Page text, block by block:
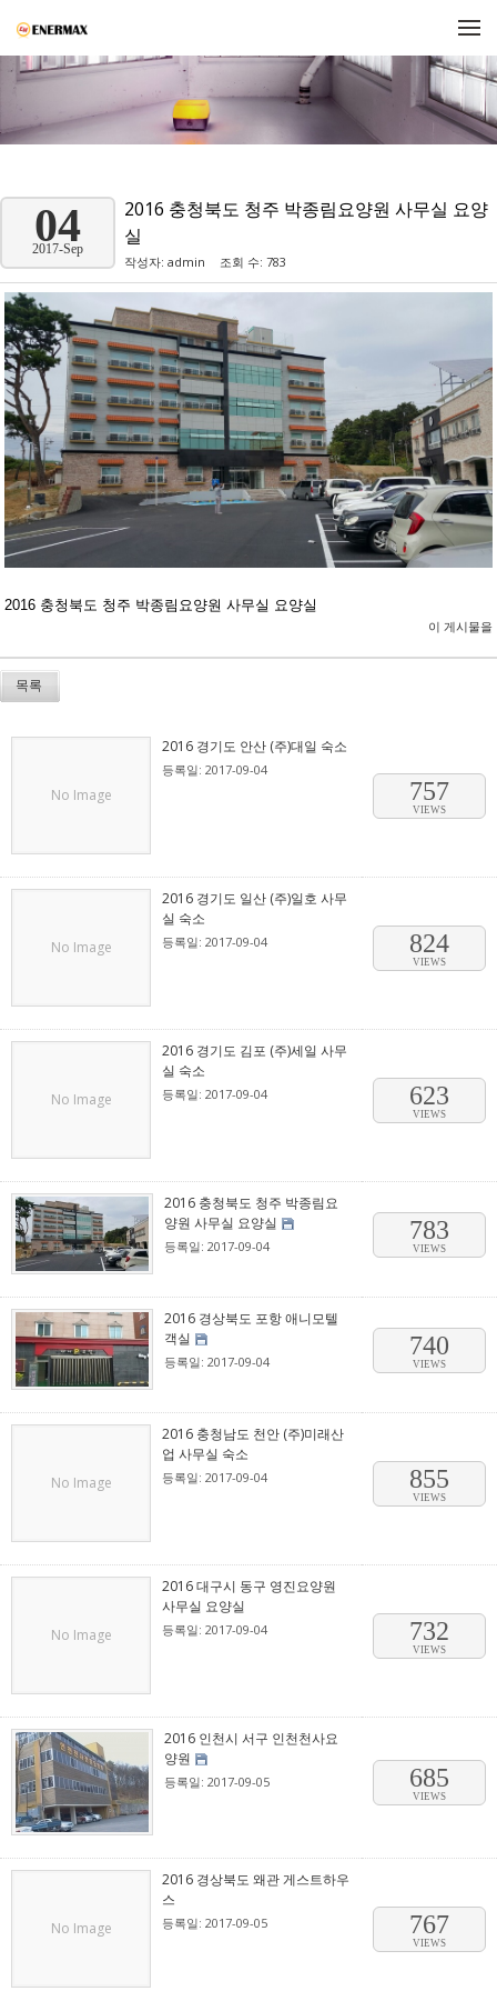
04
2017-Sep
2016 충청북도 청주 박종림요양원 사무실 요양
실
작성자: admin 조회 수: 783
2016 충청북도 청주 박종림요양원 사무실 요양실
이 게시물을
목록
No Image
2016 경기도 안산 (주)대일 숙소
등록일: 2017-09-04
757
VIEWS
No Image
2016 경기도 일산 (주)일호 사무
실 숙소
등록일: 2017-09-04 824
VIEWS
No Image
2016 경기도 김포 (주)세일 사무
실 숙소
등록일: 2017-09-04 623
VIEWS
2016 충청북도 청주 박종림요
양원 사무실 요양실
등록일: 2017-09-04
783
VIEWS
2016 경상북도 포항 애니모텔
객실
등록일: 2017-09-04
740
VIEWS
No Image
2016 충청남도 천안 (주)미래산
업 사무실 숙소
등록일: 2017-09-04 855
VIEWS
No Image
2016 대구시 동구 영진요양원
사무실 요양실
등록일: 2017-09-04 732
VIEWS
2016 인천시 서구 인천천사요
양원
등록일: 2017-09-05 685
VIEWS
No Image
2016 경상북도 왜관 게스트하우
스
등록일: 2017-09-05 767
VIEWS